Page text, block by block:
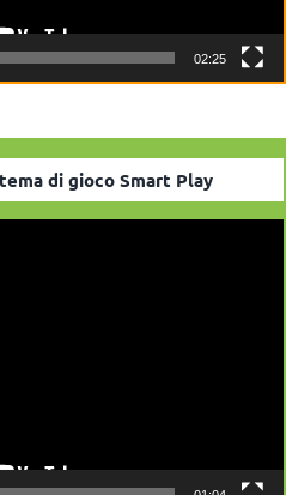
02:25
di gioco Smart Play